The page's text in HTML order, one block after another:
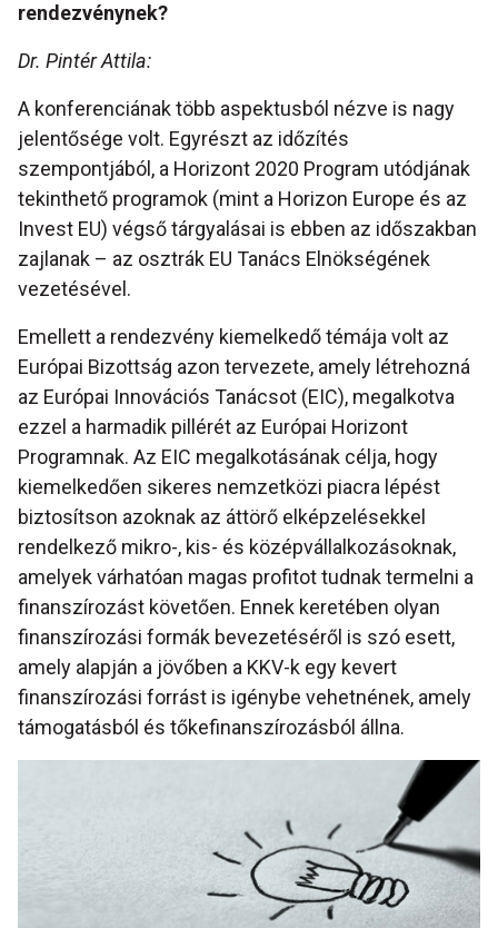
rendezvénynek?
Dr. Pintér Attila:
A konferenciának több aspektusból nézve is nagy
jelentősége volt. Egyrészt az időzítés
szempontjából, a Horizont 2020 Program utódjának
tekinthető programok (mint a Horizon Europe és az
Invest EU) végső tárgyalásai is ebben az időszakban
zajlanak – az osztrák EU Tanács Elnökségének
vezetésével.
Emellett a rendezvény kiemelkedő témája volt az
Európai Bizottság azon tervezete, amely létrehozná
az Európai Innovációs Tanácsot (EIC), megalkotva
ezzel a harmadik pillérét az Európai Horizont
Programnak. Az EIC megalkotásának célja, hogy
kiemelkedően sikeres nemzetközi piacra lépést
biztosítson azoknak az áttörő elképzelésekkel
rendelkező mikro-, kis- és középvállalkozásoknak,
amelyek várhatóan magas profitot tudnak termelni a
finanszírozást követően. Ennek keretében olyan
finanszírozási formák bevezetéséről is szó esett,
amely alapján a jövőben a KKV-k egy kevert
finanszírozási forrást is igénybe vehetnének, amely
támogatásból és tőkefinanszírozásból állna.